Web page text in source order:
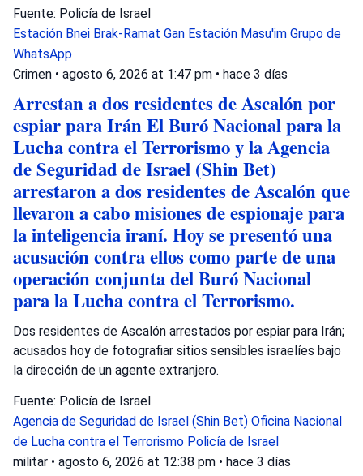
Fuente: Policía de Israel
Estación Bnei Brak-Ramat Gan Estación Masu'im Grupo de
WhatsApp
Crimen • agosto 6, 2026 at 1:47 pm • hace 3 días
Arrestan a dos residentes de Ascalón por
espiar para Irán El Buró Nacional para la
Lucha contra el Terrorismo y la Agencia
de Seguridad de Israel (Shin Bet)
arrestaron a dos residentes de Ascalón que
llevaron a cabo misiones de espionaje para
la inteligencia iraní. Hoy se presentó una
acusación contra ellos como parte de una
operación conjunta del Buró Nacional
para la Lucha contra el Terrorismo.
Dos residentes de Ascalón arrestados por espiar para Irán;
acusados hoy de fotografiar sitios sensibles israelíes bajo
la dirección de un agente extranjero.
Fuente: Policía de Israel
Agencia de Seguridad de Israel (Shin Bet) Oficina Nacional
de Lucha contra el Terrorismo Policía de Israel
militar • agosto 6, 2026 at 12:38 pm • hace 3 días